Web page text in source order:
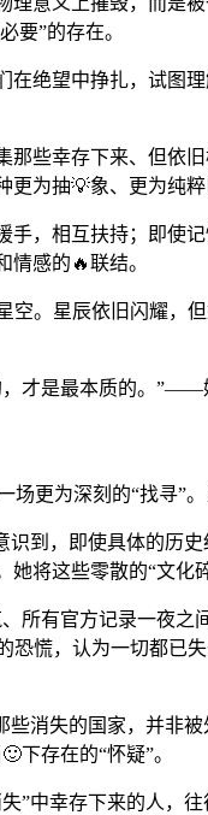
要”的存在。
绝望中挣扎，试图
那些幸存下来、但依
为抽💡象、更为纯
，相互扶持；即使
感的🔥联结。
空。星辰依旧闪耀
才是最本质的。”——
场更为深刻的“找寻
识到，即使具体的
将这些零散的“文化
所有官方记录一夜
恐慌，认为一切都已
消失的国家，并非
下存在的“怀疑”。
”中幸存下来的人，